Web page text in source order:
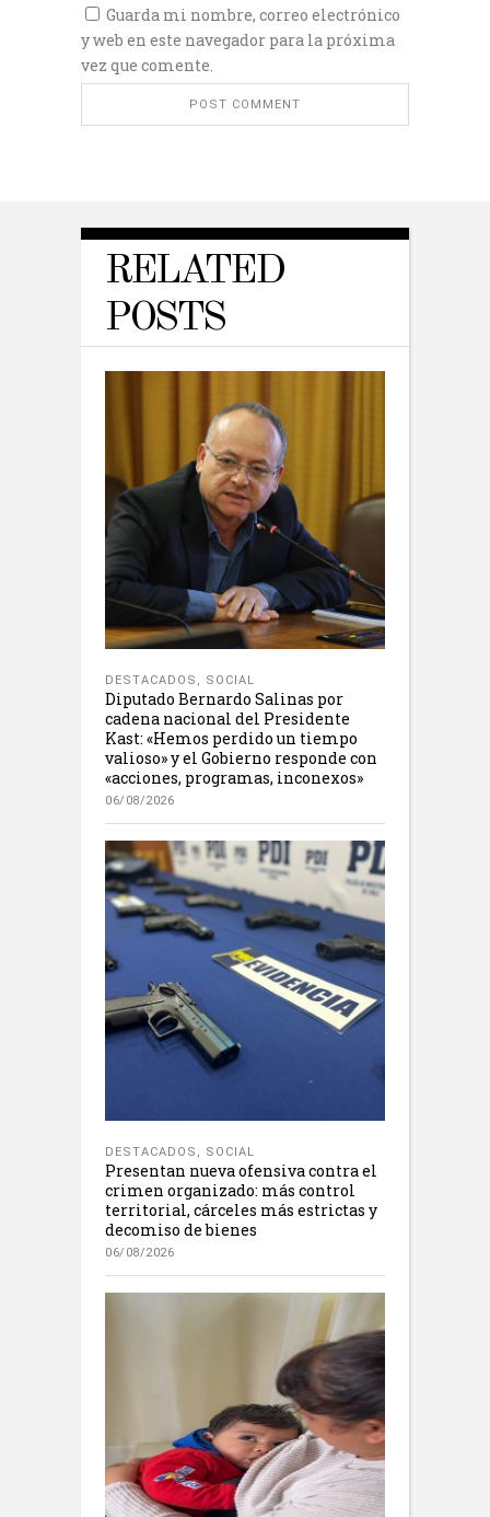
Guarda mi nombre, correo electrónico
y web en este navegador para la próxima
vez que comente.
RELATED
POSTS
DESTACADOS , SOCIAL
Diputado Bernardo Salinas por
cadena nacional del Presidente
Kast: «Hemos perdido un tiempo
valioso» y el Gobierno responde con
«acciones, programas, inconexos»
06/08/2026
DESTACADOS , SOCIAL
Presentan nueva ofensiva contra el
crimen organizado: más control
territorial, cárceles más estrictas y
decomiso de bienes
06/08/2026